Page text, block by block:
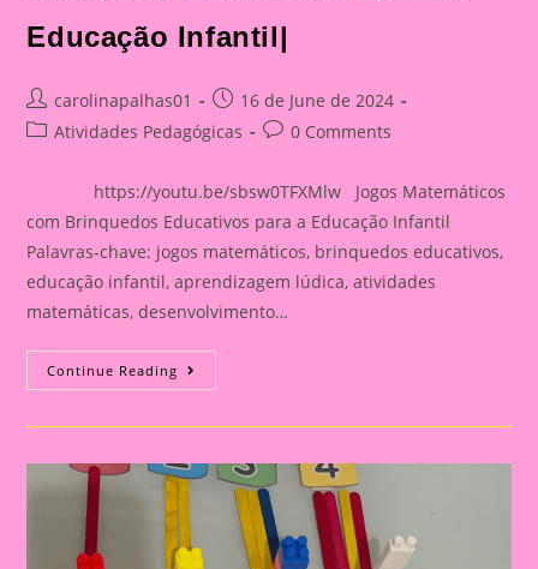
Educação Infantil|
Post
author:
carolinapalhas01
Post
published:
16 de June de 2024
PostAtividades Pedagógicas
Post0 Comments
https://youtu.be/sbsw0TFXMlw Jogos Matemáticos
com Brinquedos Educativos para a Educação Infantil
Palavras-chave: jogos matemáticos, brinquedos educativos,
educação infantil, aprendizagem lúdica, atividades
matemáticas, desenvolvimento…
Continue Reading 30
Jogos
Com
Para
A
Educação
Infantil|